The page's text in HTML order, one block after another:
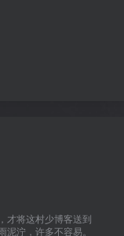
才将这村少博客送到
泞，许多不容易。